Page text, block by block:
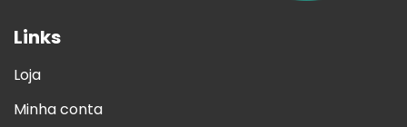
Links
Loja
Minha conta